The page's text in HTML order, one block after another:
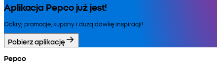
Aplikacja Pepco już jest!
Odkryj promocje, kupony i dużą dawkę inspiracji!
Pobierz aplikację
Pepco